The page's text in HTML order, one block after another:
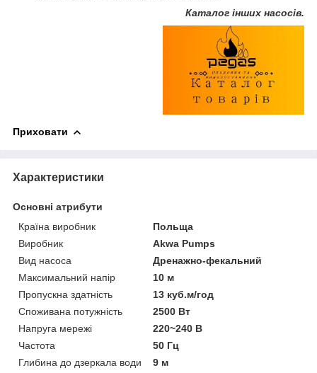
Каталог інших насосів.
Приховати
Характеристики
Основні атрибути
Країна виробник
Польща
Виробник
Akwa Pumps
Вид насоса
Дренажно-фекальний
Максимальний напір
10 м
Пропускна здатність
13 куб.м/год
Споживана потужність
2500 Вт
Напруга мережі
220~240 В
Частота
50 Гц
Глибина до дзеркала води
9 м